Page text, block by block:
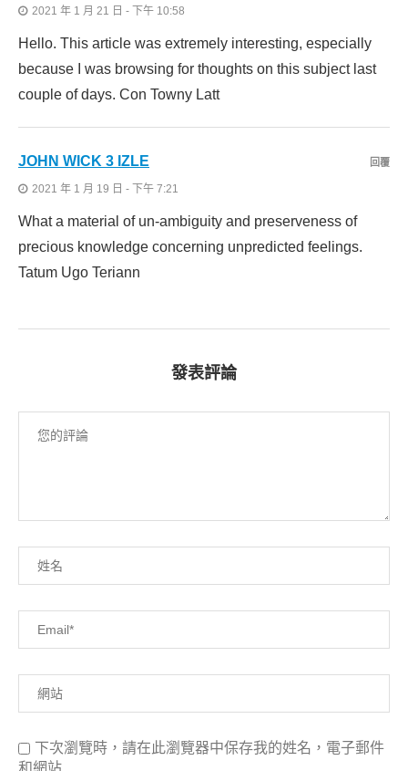
2021 年 1 月 21 日 - 下午 10:58
Hello. This article was extremely interesting, especially
because I was browsing for thoughts on this subject last
couple of days. Con Towny Latt
JOHN WICK 3 IZLE
2021 年 1 月 19 日 - 下午 7:21
What a material of un-ambiguity and preserveness of
precious knowledge concerning unpredicted feelings.
Tatum Ugo Teriann
回覆
發表評論
下次瀏覽時，請在此瀏覽器中保存我的姓名，電子郵件
和網站